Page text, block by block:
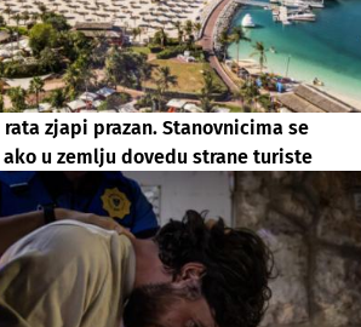
zjapi prazan. Stanovnicima se
u zemlju dovedu strane turiste